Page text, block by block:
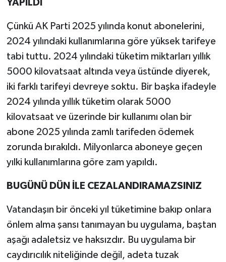
YAPILDI
Çünkü AK Parti 2025 yılında konut abonelerini,
2024 yılındaki kullanımlarına göre yüksek tarifeye
tabi tuttu. 2024 yılındaki tüketim miktarları yıllık
5000 kilovatsaat altında veya üstünde diyerek,
iki farklı tarifeyi devreye soktu. Bir başka ifadeyle
2024 yılında yıllık tüketim olarak 5000
kilovatsaat ve üzerinde bir kullanımı olan bir
abone 2025 yılında zamlı tarifeden ödemek
zorunda bırakıldı. Milyonlarca aboneye geçen
yılki kullanımlarına göre zam yapıldı.
BUGÜNÜ DÜN İLE CEZALANDIRAMAZSINIZ
Vatandaşın bir önceki yıl tüketimine bakıp onlara
önlem alma şansı tanımayan bu uygulama, baştan
aşağı adaletsiz ve haksızdır. Bu uygulama bir
caydırıcılık niteliğinde değil, adeta tuzak